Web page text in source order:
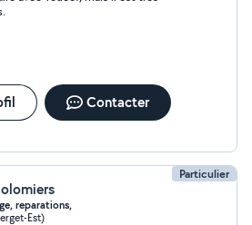
Contacter
Particulier
reparations,
Est)